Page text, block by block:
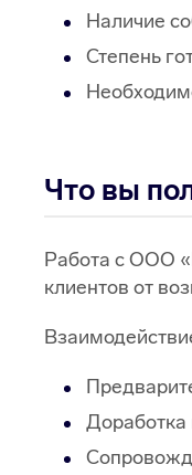
Наличие
Степень
Что вы
Работа с ООО
клиентов от
Доработка